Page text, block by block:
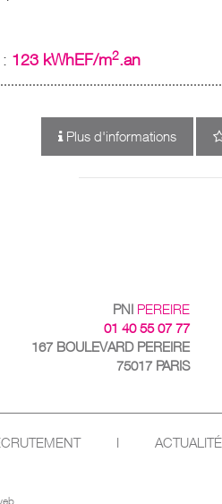
123 kWhEF/m2.an
Plus d'informations
PNI PEREIRE
01 40 55 07 77
167 BOULEVARD PEREIRE
75017 PARIS
I